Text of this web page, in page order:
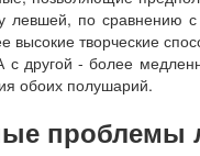
левшей, по сравнению
высокие творческие
другой - более
обоих полушарий.
проблемы